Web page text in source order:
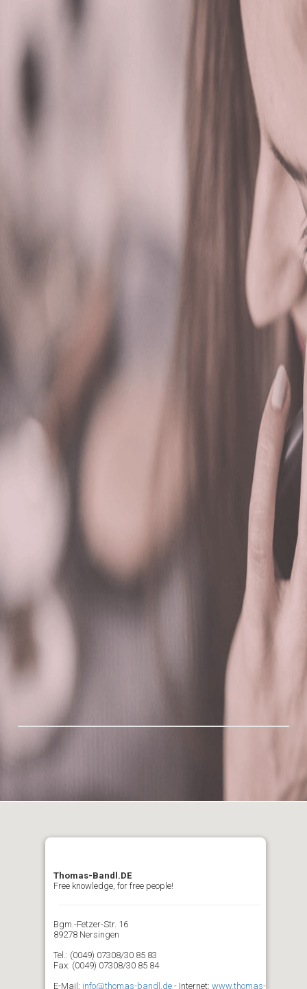
Thomas-Bandl.DE
Free knowledge, for free people!
Bgm.-Fetzer-Str. 16
89278 Nersingen
Tel.: (0049) 07308/30 85 83
Fax: (0049) 07308/30 85 84
E-Mail: info@thomas-bandl.de - Internet: www.thomas-